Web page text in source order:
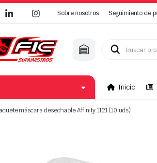
Sobre nosotros Seguimiento de
Búsqueda
Inicio
máscara desechable Affinity 1121 (10 uds)